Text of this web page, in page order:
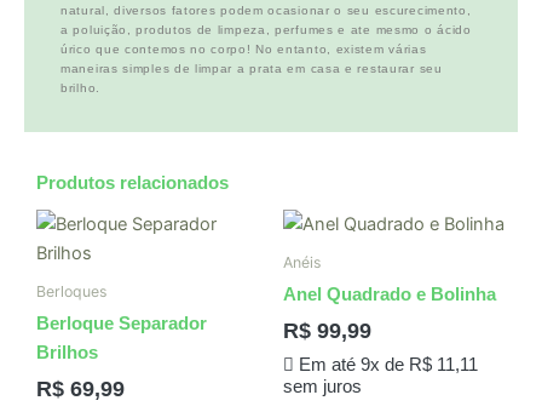
natural, diversos fatores podem ocasionar o seu escurecimento,
a poluição, produtos de limpeza, perfumes e ate mesmo o ácido
úrico que contemos no corpo! No entanto, existem várias
maneiras simples de limpar a prata em casa e restaurar seu
brilho.
Produtos relacionados
Berloques
Berloque Separador
Brilhos
R$ 69,99
Anéis
Anel Quadrado e Bolinha
R$ 99,99
Em até 9x de R$11,11
sem juros